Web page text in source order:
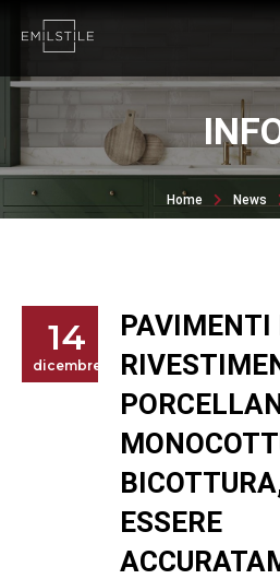
Home News
14
dicembre
PAVIMENTI
ESSERE